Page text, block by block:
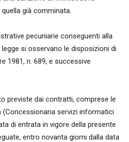
già comminata.
pecuniarie conseguenti alla
si osservano le disposizioni di
1981, n. 689, e successive
previste dai contratti, comprese le
(Concessionaria servizi informatici
di entrata in vigore della presente
entro novanta giorni dalla data